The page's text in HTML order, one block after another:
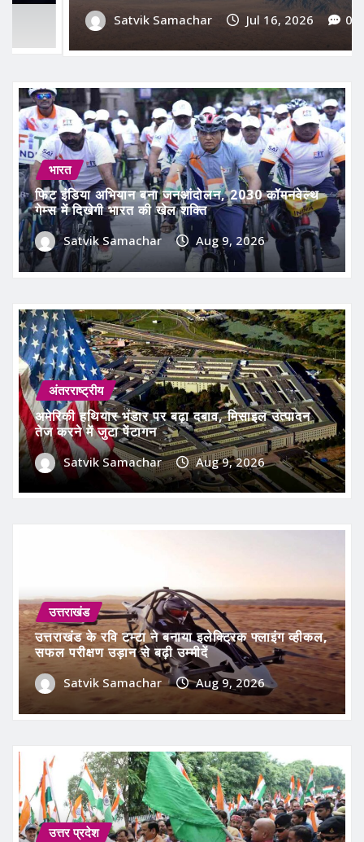
Satvik Samachar Jul 16, 2026 0
भारत
फिट इंडिया अभियान बना जनआंदोलन, 2030 कॉमनवेल्थ
गेम्स में दिखेगी भारत की खेल शक्ति
Satvik Samachar Aug 9, 2026
अंतरराष्ट्रीय
अमेरिकी हथियार भंडार पर बढ़ा दबाव, मिसाइल उत्पादन
तेज करने में जुटा पेंटागन
Satvik Samachar Aug 9, 2026
उत्तराखंड
उत्तराखंड के रवि टम्टा ने बनाया इलेक्ट्रिक फ्लाइंग व्हीकल,
सफल परीक्षण उड़ान से बढ़ी उम्मीदें
Satvik Samachar Aug 9, 2026
उत्तर प्रदेश